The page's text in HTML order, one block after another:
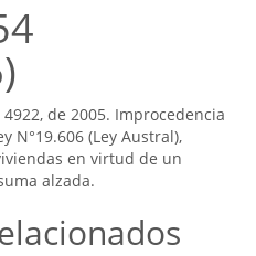
de 2005. Improcedencia
N°19.606 (Ley Austral),
en virtud de un
alzada.